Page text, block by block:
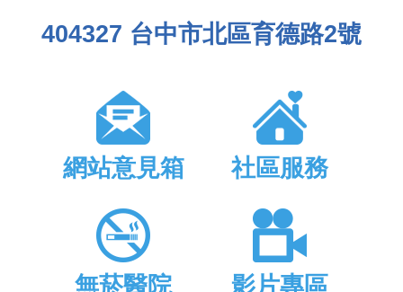
404327 台中市北區育德路2號
網站意見箱 社區服務
無菸醫院 影片專區